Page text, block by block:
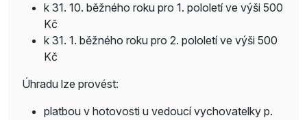
k 31. 10. běžného roku pro 1. pololetí ve výši 500
Kč
k 31. 1. běžného roku pro 2. pololetí ve výši 500
Kč
Úhradu lze provést:
platbou v hotovosti u vedoucí vychovatelky p.